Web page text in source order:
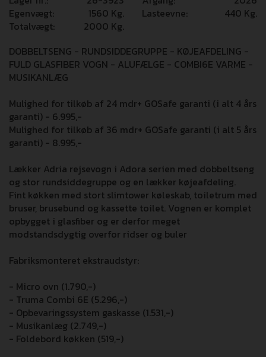
Egenvægt:
1560 Kg. Lasteevne: 440 Kg.
Totalvægt:
2000 Kg.
DOBBELTSENG - RUNDSIDDEGRUPPE - KØJEAFDELING -
FULD GLASFIBER VOGN - ALUFÆLGE - COMBI6E VARME -
MUSIKANLÆG
Mulighed for tilkøb af 24 mdr+ GOSafe garanti (i alt 4 års
garanti) - 6.995,-
Mulighed for tilkøb af 36 mdr+ GOSafe garanti (i alt 5 års
garanti) - 8.995,-
Lækker Adria rejsevogn i Adora serien med dobbeltseng
og stor rundsiddegruppe og en lækker køjeafdeling.
Fint køkken med stort slimtower køleskab, toiletrum med
bruser, brusebund og kassette toilet. Vognen er komplet
opbygget i glasfiber og er derfor meget
modstandsdygtig overfor ridser og buler
Fabriksmonteret ekstraudstyr:
- Micro ovn (1.790,-)
- Truma Combi 6E (5.296,-)
- Opbevaringssystem gaskasse (1.531,-)
- Musikanlæg (2.749,-)
- Foldebord køkken (519,-)